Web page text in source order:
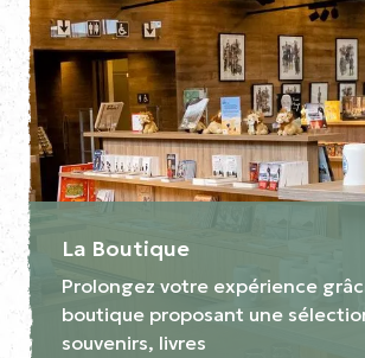
La Boutique
Prolongez votre expérience
boutique proposant une
souvenirs, livres